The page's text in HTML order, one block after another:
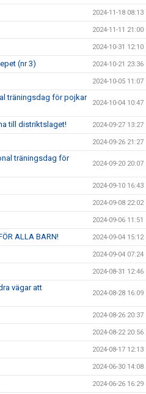
2024-11-18 08:13
2024-11-11 21:00
2024-10-31 12:10
(nr 3) 2024-10-21 23:36
2024-10-05 11:07
träningsdag för pojkar
2024-10-04 10:47
till distriktslaget! 2024-09-27 13:27
2024-09-26 21:27
träningsdag för
2024-09-20 20:07
2024-09-10 16:43
2024-09-08 22:02
2024-09-06 11:51
ALLA BARN! 2024-09-04 15:12
2024-09-04 07:24
2024-08-31 12:46
vägar att
2024-08-28 16:09
2024-08-26 20:37
2024-08-22 20:56
2024-08-17 12:13
2024-06-30 14:08
2024-06-26 16:29